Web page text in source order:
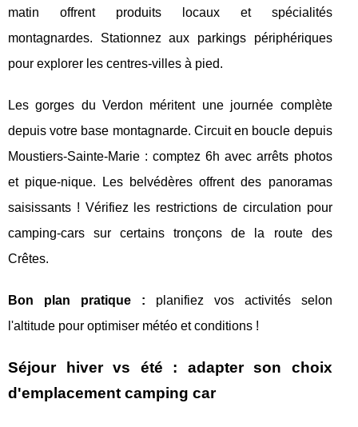
matin offrent produits locaux et spécialités
montagnardes. Stationnez aux parkings périphériques
pour explorer les centres-villes à pied.
Les gorges du Verdon méritent une journée complète
depuis votre base montagnarde. Circuit en boucle depuis
Moustiers-Sainte-Marie : comptez 6h avec arrêts photos
et pique-nique. Les belvédères offrent des panoramas
saisissants ! Vérifiez les restrictions de circulation pour
camping-cars sur certains tronçons de la route des
Crêtes.
Bon plan pratique : planifiez vos activités selon
l'altitude pour optimiser météo et conditions !
Séjour hiver vs été : adapter son choix
d'emplacement camping car